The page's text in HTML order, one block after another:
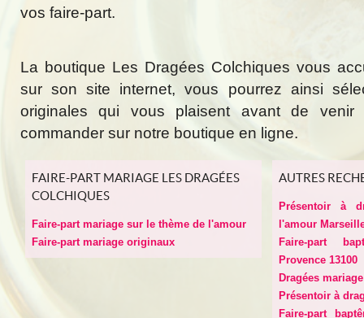
vos faire-part.
La boutique Les Dragées Colchiques vous
sur son site internet, vous pourrez ainsi
originales qui vous plaisent avant de
commander sur notre boutique en ligne.
FAIRE-PART MARIAGE LES DRAGÉES
COLCHIQUES
Faire-part mariage sur le thème de l'amour
Faire-part mariage originaux
AUTRES
Présentoir à
l'amour
Faire-part
Provence 13100
Dragées
Présentoir à
Faire-part